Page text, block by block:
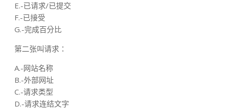
E.-已请求/已提交
F.-已接受
G.-完成百分比
第二张叫请求：
A.-网站名称
B.-外部网址
C.-请求类型
D.-请求连结文字